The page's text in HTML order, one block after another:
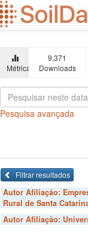
Ir
para
o
principal
Métricas
9,371
Downloads
Pesquisa avançada
Filtrar resultados
Autor Afiliação:
Rural de Santa
Autor Afiliação: